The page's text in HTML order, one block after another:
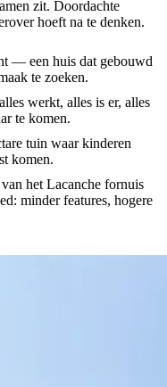
zit. Doordachte
hoeft na te denken.
— een huis dat gebouwd
te zoeken.
werkt, alles is er, alles
te komen.
tuin waar kinderen
komen.
het Lacanche fornuis
minder features, hogere